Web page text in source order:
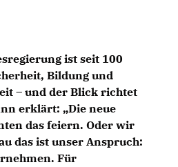
ist seit 100
Bildung und
– und der Blick richtet
erklärt: „Die neue
das feiern. Oder wir
das ist unser Anspruch:
Für